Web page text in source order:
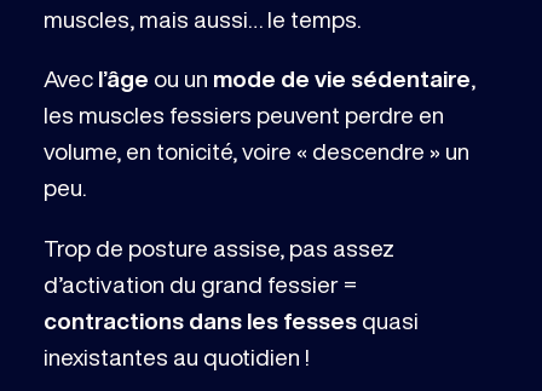
muscles, mais aussi… le temps.
Avecl’âge ou un mode de vie sédentaire
les muscles fessiers peuvent perdre en
volume, en tonicité, voire « descendre » un
peu.
Trop de posture assise, pas assez
d’activation du grand fessier =
contractions dans les fessesquasi
inexistantes au quotidien !